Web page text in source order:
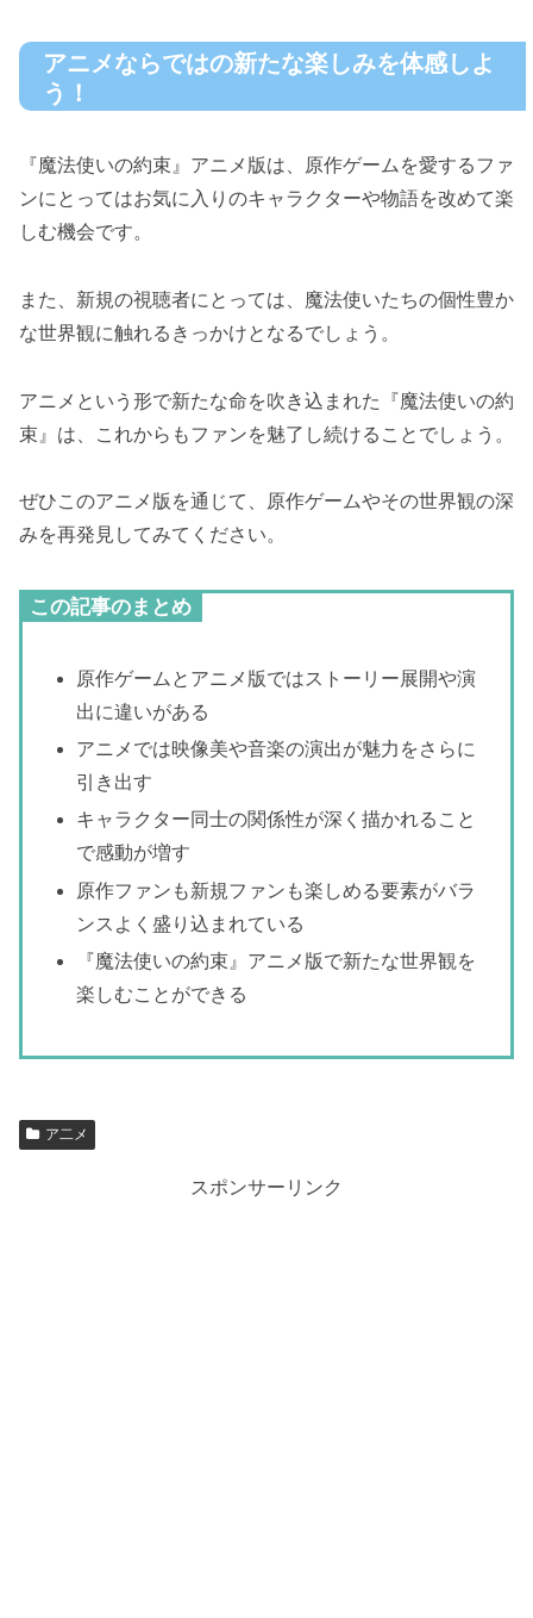
アニメならではの新たな楽しみを体感しよ
う！
『魔法使いの約束』アニメ版は、原作ゲームを愛するファ
ンにとってはお気に入りのキャラクターや物語を改めて楽
しむ機会です。
また、新規の視聴者にとっては、魔法使いたちの個性豊か
な世界観に触れるきっかけとなるでしょう。
アニメという形で新たな命を吹き込まれた『魔法使いの約
束』は、これからもファンを魅了し続けることでしょう。
ぜひこのアニメ版を通じて、原作ゲームやその世界観の深
みを再発見してみてください。
この記事のまとめ
原作ゲームとアニメ版ではストーリー展開や演
出に違いがある
アニメでは映像美や音楽の演出が魅力をさらに
引き出す
キャラクター同士の関係性が深く描かれること
で感動が増す
原作ファンも新規ファンも楽しめる要素がバラ
ンスよく盛り込まれている
『魔法使いの約束』アニメ版で新たな世界観を
楽しむことができる
ア二メ
スポンサーリンク